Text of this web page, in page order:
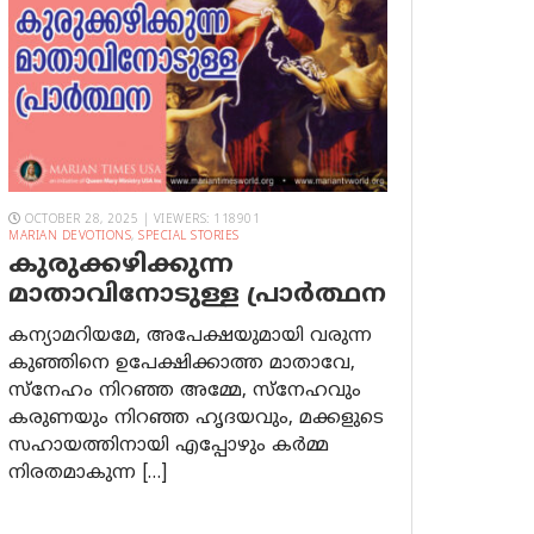
OCTOBER 28, 2025 | VIEWERS: 118901
MARIAN DEVOTIONS, SPECIAL STORIES
കുരുക്കഴിക്കുന്ന
മാതാവിനോടുള്ള പ്രാര്‍ത്ഥന
കന്യാമറിയമേ, അപേക്ഷയുമായി വരുന്ന
കുഞ്ഞിനെ ഉപേക്ഷിക്കാത്ത മാതാവേ,
സ്നേഹം നിറഞ്ഞ അമ്മേ, സ്നേഹവും
കരുണയും നിറഞ്ഞ ഹൃദയവും, മക്കളുടെ
സഹായത്തിനായി എപ്പോഴും കർമ്മ
നിരതമാകുന്ന […]